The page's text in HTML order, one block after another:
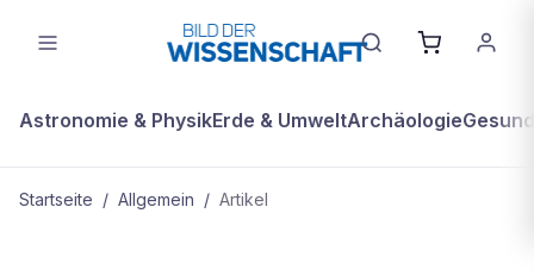
Astronomie & PhysikErde & UmweltArchäologie
Startseite / Allgemein / Artikel